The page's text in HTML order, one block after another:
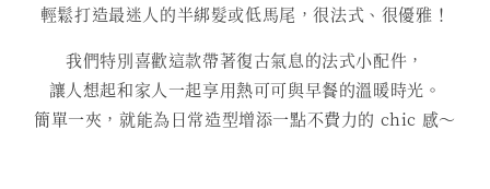
輕鬆打造最迷人的半綁髮或低馬尾，很法式、很優雅！
我們特別喜歡這款帶著復古氣息的法式小配件，
讓人想起和家人一起享用熱可可與早餐的溫暖時光。
簡單一夾，就能為日常造型增添一點不費力的 chic 感～